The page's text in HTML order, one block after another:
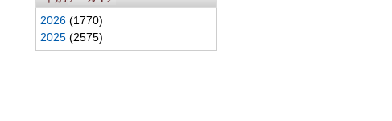
2026(1770)
2025(2575)